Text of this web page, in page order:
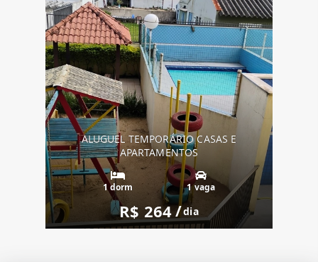
ALUGUEL TEMPORÁRIO CASAS E
APARTAMENTOS
1 dorm 1 vaga
R$ 264/dia